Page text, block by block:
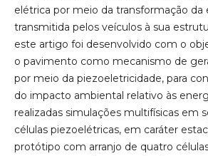
elétrica por meio da transformação da
transmitida pelos veículos à sua
este artigo foi desenvolvido com o
o pavimento como mecanismo de
por meio da piezoeletricidade, para
do impacto ambiental relativo às
realizadas simulações multifísicas em
células piezoelétricas, em caráter
protótipo com arranjo de quatro